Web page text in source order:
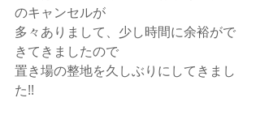
のキャンセルが
多々ありまして、少し時間に余裕がで
きてきましたので
置き場の整地を久しぶりにしてきまし
た!!